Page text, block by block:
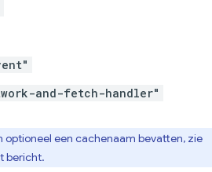
and-fetch-handler"
optioneel een cachenaam bevatten, zie
bericht.